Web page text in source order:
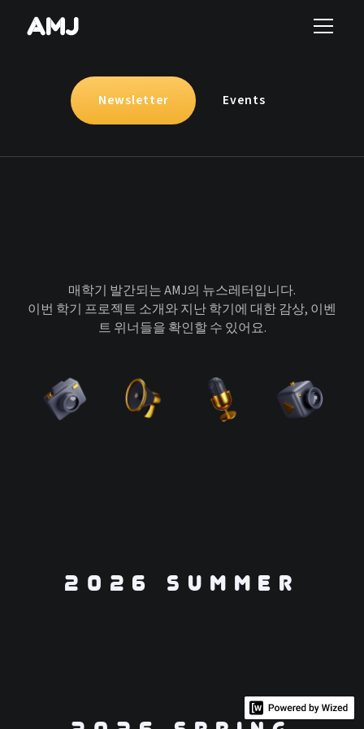
Newsletter Events
매학기 발간되는 AMJ의 뉴스레터입니다.
이번 학기 프로젝트 소개와 지난 학기에 대한 감상, 이벤
트 위너들을 확인할 수 있어요.
2026 Summer